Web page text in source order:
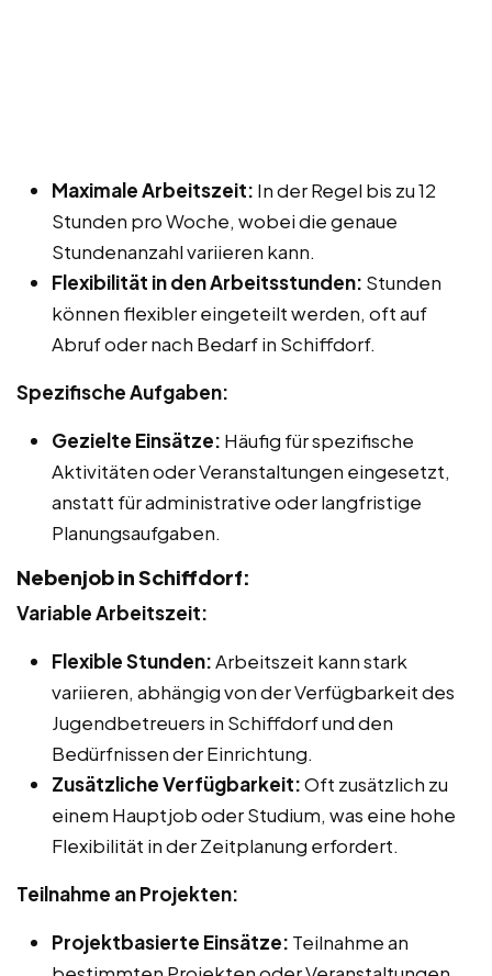
Maximale Arbeitszeit: In der Regel bis zu 12
Stunden pro Woche, wobei die genaue
Stundenanzahl variieren kann.
Flexibilität in den Arbeitsstunden: Stunden
können flexibler eingeteilt werden, oft auf
Abruf oder nach Bedarf in Schiffdorf.
Spezifische Aufgaben:
Gezielte Einsätze: Häufig für spezifische
Aktivitäten oder Veranstaltungen eingesetzt,
anstatt für administrative oder langfristige
Planungsaufgaben.
Nebenjob in Schiffdorf:
Variable Arbeitszeit:
Flexible Stunden:Arbeitszeit kann stark
variieren, abhängig von der Verfügbarkeit des
Jugendbetreuers in Schiffdorf und den
Bedürfnissen der Einrichtung.
Zusätzliche Verfügbarkeit:Oft zusätzlich zu
einem Hauptjob oder Studium, was eine hohe
Flexibilität in der Zeitplanung erfordert.
Teilnahme an Projekten:
Projektbasierte Einsätze: Teilnahme an